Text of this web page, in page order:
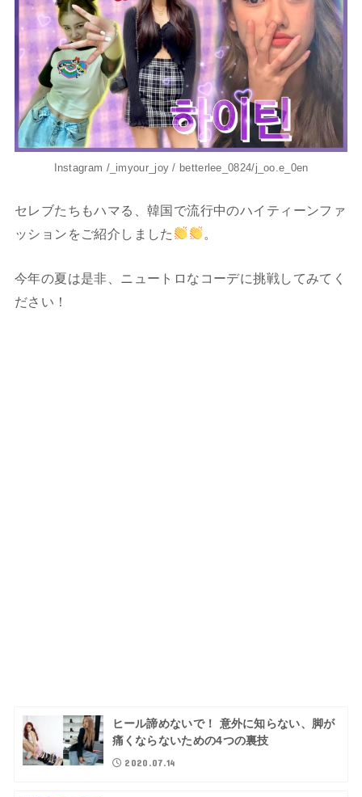
Instagram /_imyour_joy / betterlee_0824/j_oo.e_0en
セレブたちもハマる、韓国で流行中のハイティーンファ
ッションをご紹介しました
。
今年の夏は是非、ニュートロなコーデに挑戦してみてく
ださい！
ヒール諦めないで！ 意外に知らない、脚が
痛くならないための4つの裏技
2020.07.14